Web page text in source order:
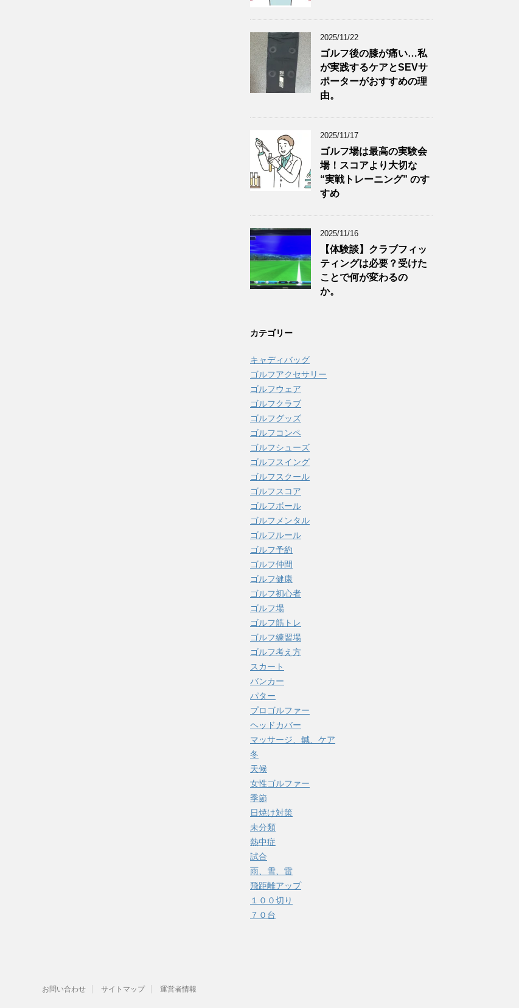
2025/11/22
ゴルフ後の膝が痛い…私
が実践するケアとSEVサ
ポーターがおすすめの理
由。
2025/11/17
ゴルフ場は最高の実験会
場！スコアより大切な
“実戦トレーニング” のす
すめ
2025/11/16
【体験談】クラブフィッ
ティングは必要？受けた
ことで何が変わるの
か。
カテゴリー
キャディバッグ
ゴルフアクセサリー
ゴルフウェア
ゴルフクラブ
ゴルフグッズ
ゴルフコンペ
ゴルフシューズ
ゴルフスイング
ゴルフスクール
ゴルフスコア
ゴルフボール
ゴルフメンタル
ゴルフルール
ゴルフ予約
ゴルフ仲間
ゴルフ健康
ゴルフ初心者
ゴルフ場
ゴルフ筋トレ
ゴルフ練習場
ゴルフ考え方
スカート
バンカー
パター
プロゴルファー
ヘッドカバー
マッサージ、鍼、ケア
冬
天候
女性ゴルファー
季節
日焼け対策
未分類
熱中症
試合
雨、雪、雷
飛距離アップ
１００切り
７０台
お問い合わせ サイトマップ 運営者情報